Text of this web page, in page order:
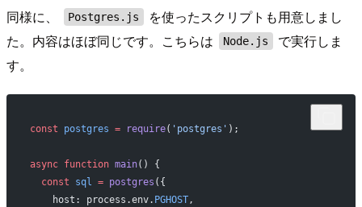
同様に、 Postgres.js
を使ったスクリプトも用意しまし
た。内容はほぼ同じです。こちらは
Node.js
で実行しま
す。
const postgres = require( 'postgres' );
async function main() {
  const
sql = postgres ({
    host: process.env.
PGHOST,